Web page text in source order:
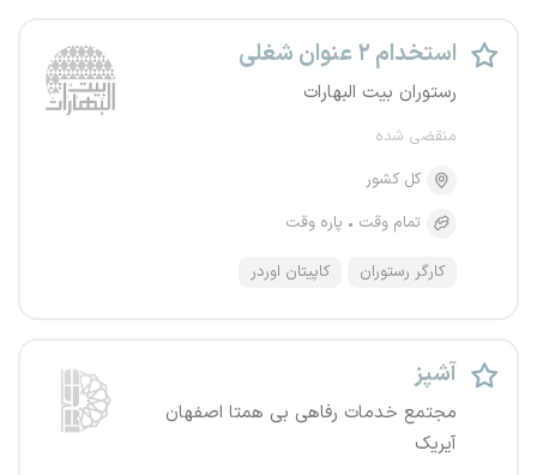
استخدام ۲ عنوان شغلی
رستوران بیت البهارات
منقضی شده
کل کشور
تمام وقت
پاره وقت
کارگر رستوران کاپیتان اوردر
آشپز
مجتمع خدمات رفاهی بی همتا اصفهان
آیریک